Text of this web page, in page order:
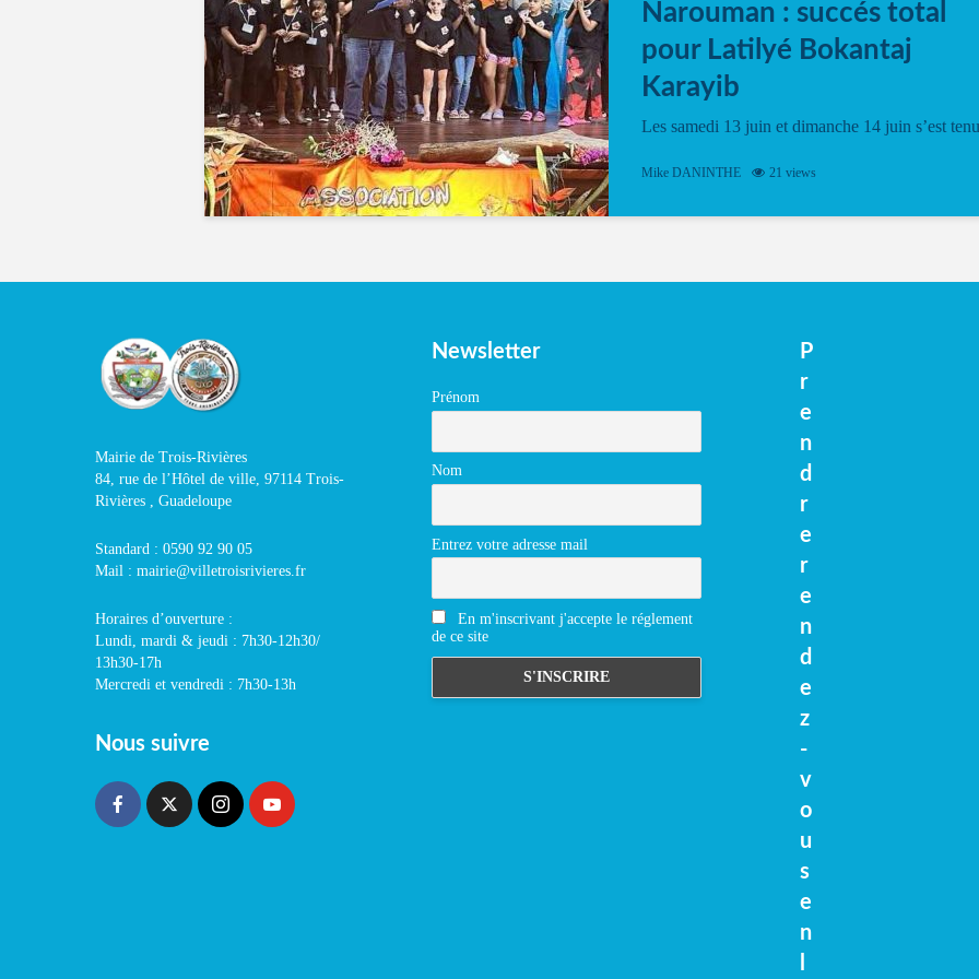
Narouman : succés total
pour Latilyé Bokantaj
Karayib
Les samedi 13 juin et dimanche 14 juin s’est tenu
vibrant à Pierrot Narouman, organisé par
spectacle de fin d’année, présenté à la salle...
Mike DANINTHE 21 views
Mairie de Trois-Rivières
84, rue de l’Hôtel de ville, 97114 Trois-
Rivières , Guadeloupe
Standard : 0590 92 90 05
Mail : mairie@villetroisrivieres.fr
Horaires d’ouverture :
Lundi, mardi & jeudi : 7h30-12h30/
13h30-17h
Mercredi et vendredi : 7h30-13h
Nous suivre
Newsletter
Prénom
Nom
Entrez votre adresse mail
En m'inscrivant j'accepte le réglement
de ce site
P
r
e
n
d
r
e
r
e
n
d
e
z
-
v
o
u
s
e
n